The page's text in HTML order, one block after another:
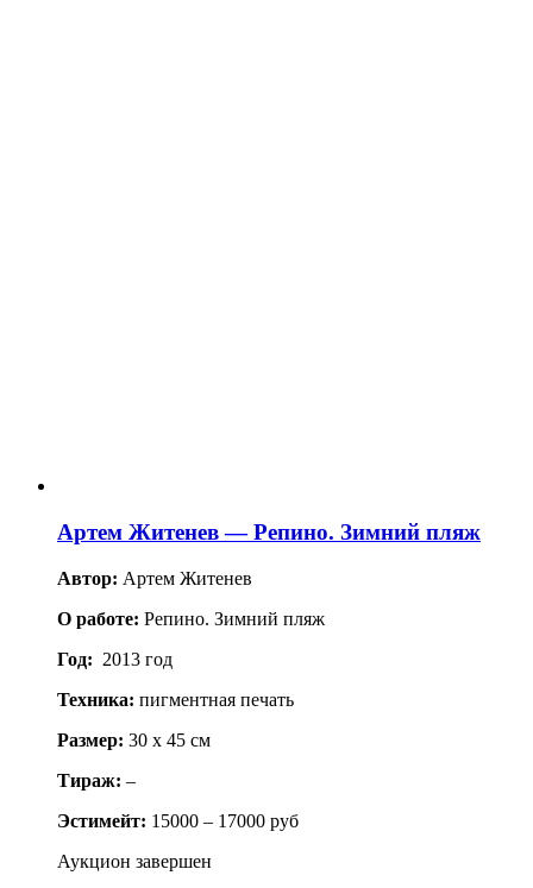
Артем Житенев — Репино. Зимний пляж
Автор: Артем Житенев
О работе: Репино. Зимний пляж
Год: 2013 год
Техника: пигментная печать
Размер: 30 x 45 см
Тираж: –
Эстимейт: 15000 – 17000 руб
Аукцион завершен